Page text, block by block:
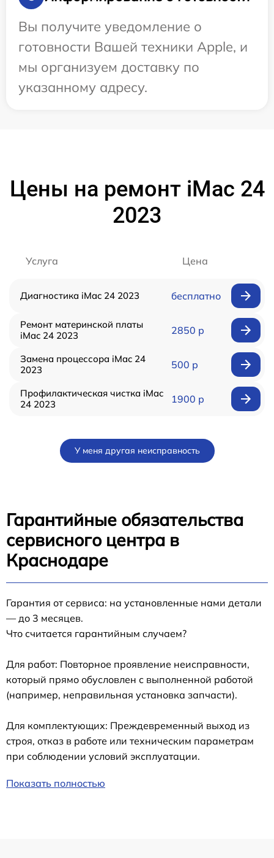
Вы получите уведомление о
готовности Вашей техники Apple, и
мы организуем доставку по
указанному адресу.
Цены на ремонт iMac 24
2023
Услуга Цена
Диагностика iMac 24 2023 бесплатно
Ремонт материнской платы
iMac 24 2023
2850 р
Замена процессора iMac 24
2023
500 р
Профилактическая чистка iMac
24 2023
1900 р
У меня другая неисправность
Гарантийные обязательства
сервисного центра в
Краснодаре
Гарантия от сервиса: на установленные нами детали
— до 3 месяцев.
Что считается гарантийным случаем?
Для работ: Повторное проявление неисправности,
который прямо обусловлен с выполненной работой
(например, неправильная установка запчасти).
Для комплектующих: Преждевременный выход из
строя, отказ в работе или техническим параметрам
при соблюдении условий эксплуатации.
Показать полностью